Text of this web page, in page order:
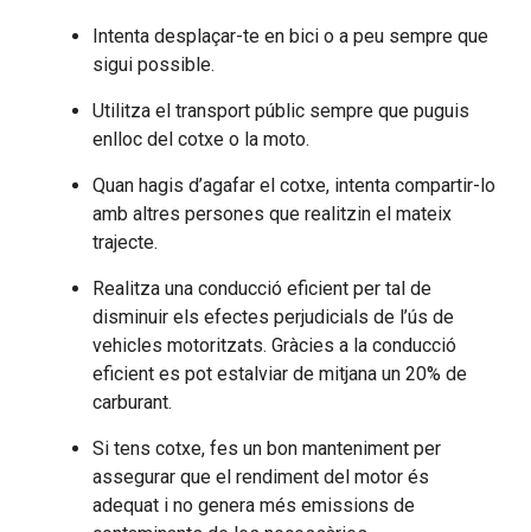
Intenta desplaçar-te en bici o a peu sempre que
sigui possible.
Utilitza el transport públic sempre que puguis
enlloc del cotxe o la moto.
Quan hagis d’agafar el cotxe, intenta compartir-lo
amb altres persones que realitzin el mateix
trajecte.
Realitza una conducció eficient per tal de
disminuir els efectes perjudicials de l’ús de
vehicles motoritzats. Gràcies a la conducció
eficient es pot estalviar de mitjana un 20% de
carburant.
Si tens cotxe, fes un bon manteniment per
assegurar que el rendiment del motor és
adequat i no genera més emissions de